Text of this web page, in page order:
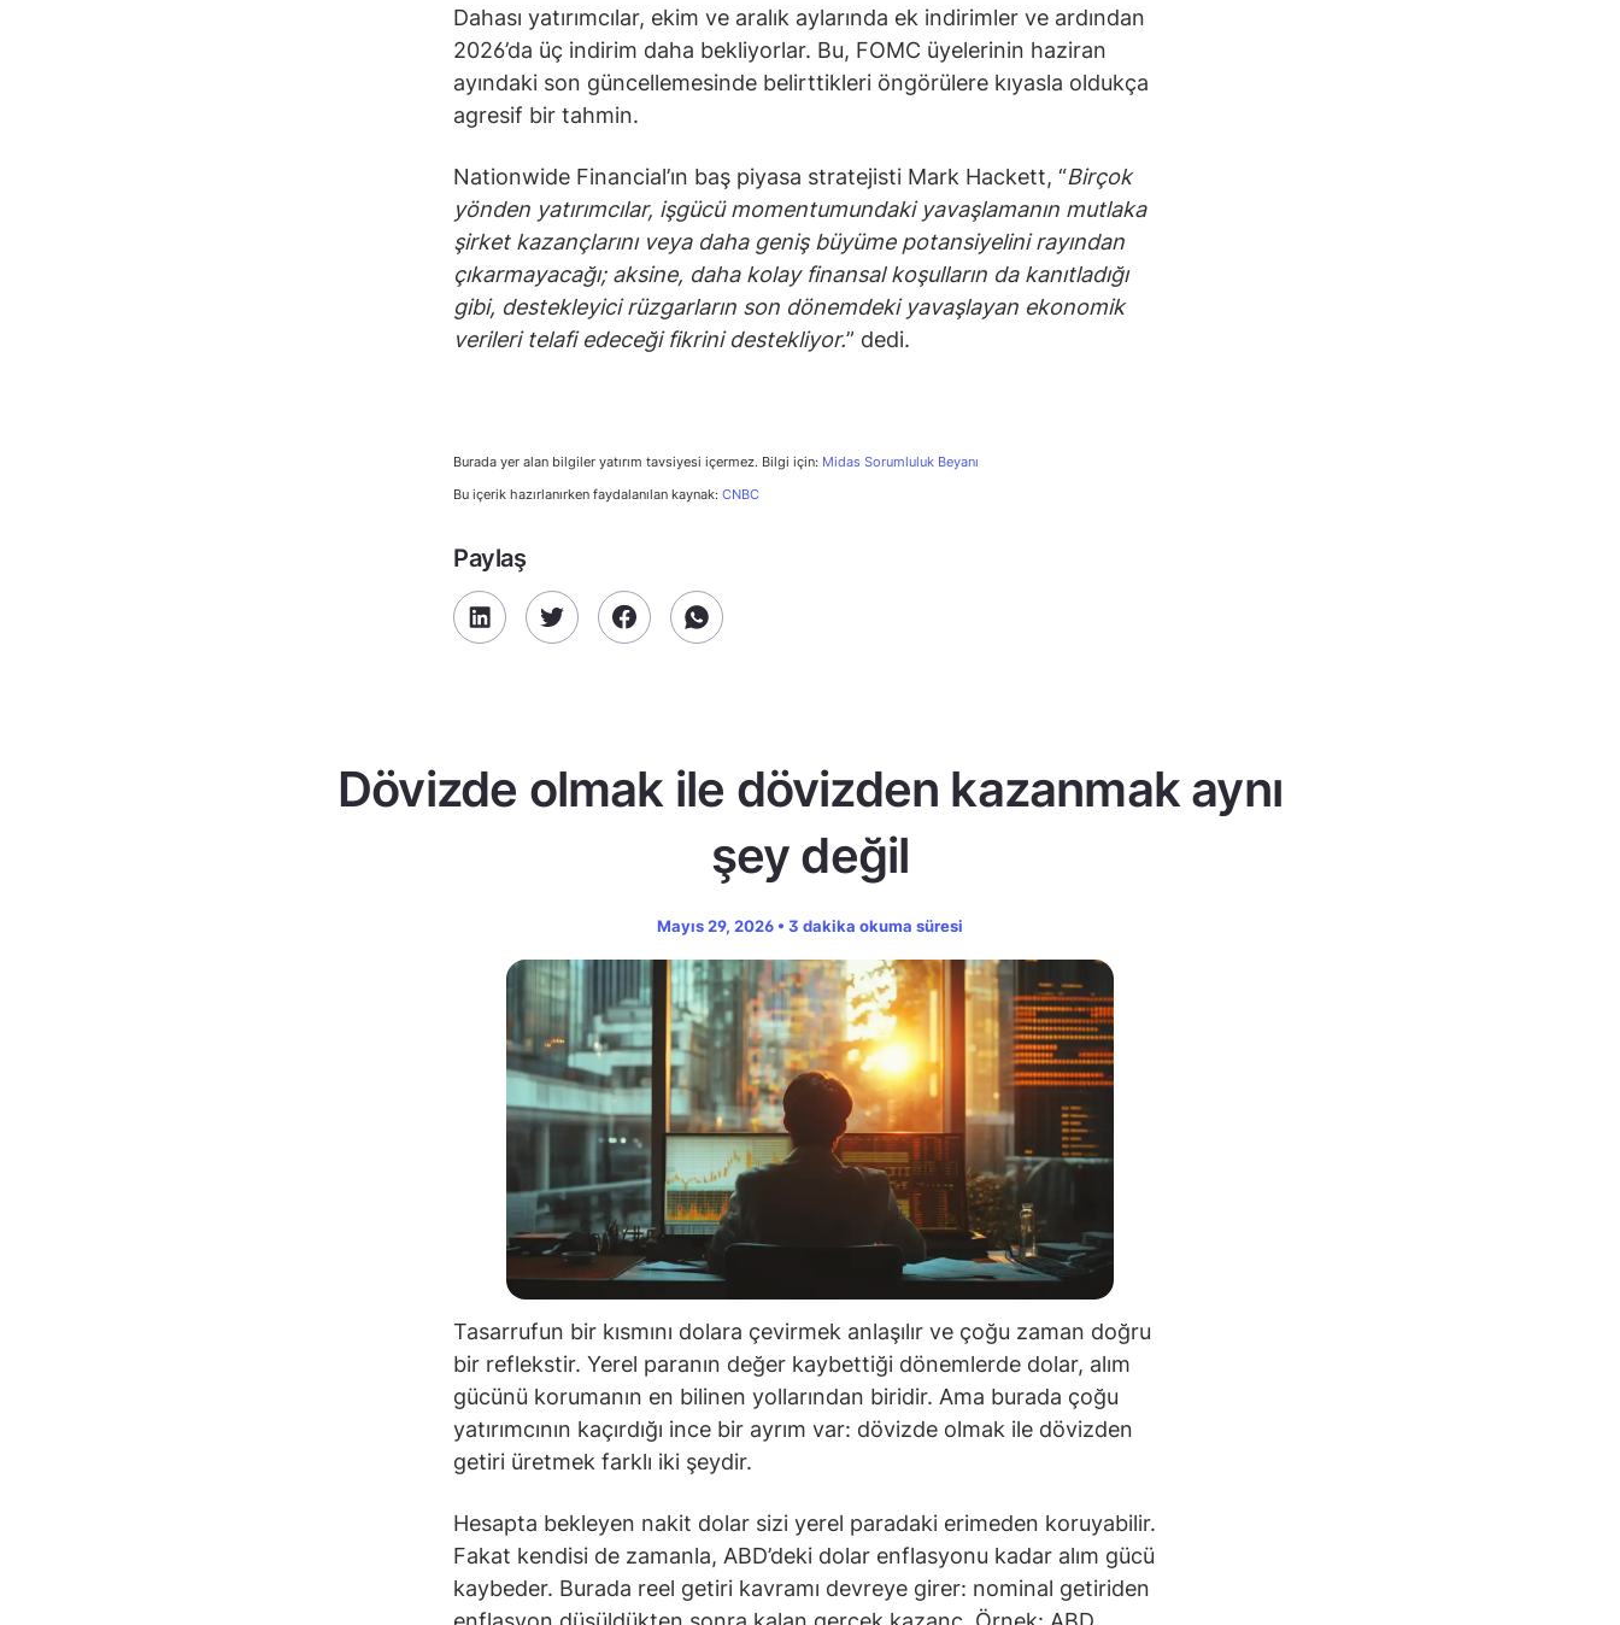
Dahası yatırımcılar, ekim ve aralık aylarında ek indirimler ve ardından
2026’da üç indirim daha bekliyorlar. Bu, FOMC üyelerinin haziran
ayındaki son güncellemesinde belirttikleri öngörülere kıyasla oldukça
agresif bir tahmin.
Nationwide Financial’ın baş piyasa stratejisti Mark Hackett, “Birçok
yönden yatırımcılar, işgücü momentumundaki yavaşlamanın mutlaka
şirket kazançlarını veya daha geniş büyüme potansiyelini rayından
çıkarmayacağı; aksine, daha kolay finansal koşulların da kanıtladığı
gibi, destekleyici rüzgarların son dönemdeki yavaşlayan ekonomik
verileri telafi edeceği fikrini destekliyor.” dedi.
Burada yer alan bilgiler yatırım tavsiyesi içermez. Bilgi için: Midas Sorumluluk Beyanı
Bu içerik hazırlanırken faydalanılan kaynak: CNBC
Paylaş
Dövizde olmak ile dövizden kazanmak aynı
şey değil
Mayıs 29, 2026 • 3 dakika okuma süresi
Tasarrufun bir kısmını dolara çevirmek anlaşılır ve çoğu zaman doğru
bir reflekstir. Yerel paranın değer kaybettiği dönemlerde dolar, alım
gücünü korumanın en bilinen yollarından biridir. Ama burada çoğu
yatırımcının kaçırdığı ince bir ayrım var: dövizde olmak ile dövizden
getiri üretmek farklı iki şeydir.
Hesapta bekleyen nakit dolar sizi yerel paradaki erimeden koruyabilir.
Fakat kendisi de zamanla, ABD’deki dolar enflasyonu kadar alım gücü
kaybeder. Burada reel getiri kavramı devreye girer: nominal getiriden